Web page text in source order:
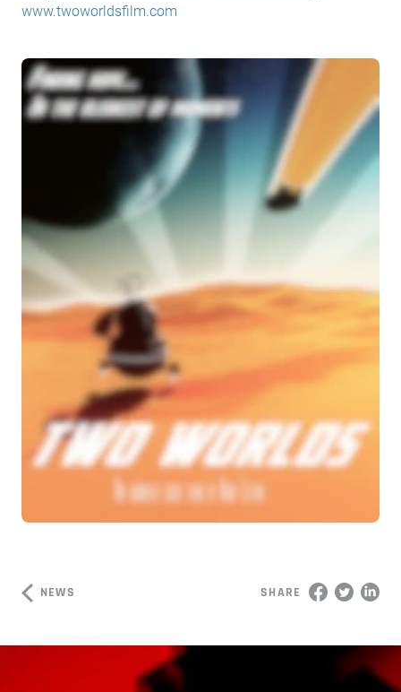
www.twoworldsfilm.com
NEWS SHARE